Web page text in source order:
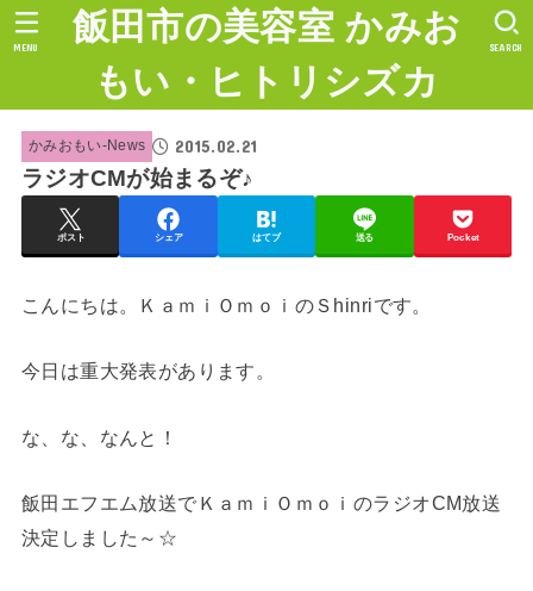
飯田市の美容室 かみお
もい・ヒトリシズカ
SEARCH
MENU
かみおもい-News 2015.02.21
ラジオCMが始まるぞ♪
ポスト シェア はてブ 送る Pocket
こんにちは。ＫａｍｉＯｍｏｉのＳhinriです。
今日は重大発表があります。
な、な、なんと！
飯田エフエム放送でＫａｍｉＯｍｏｉのラジオCM放送
決定しました～☆